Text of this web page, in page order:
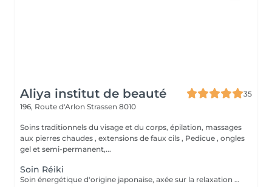
Aliya institut de beauté
35
196, Route d'Arlon Strassen 8010
Soins traditionnels du visage et du corps, épilation, massages
aux pierres chaudes , extensions de faux cils , Pedicue , ongles
gel et semi-permanent,...
Soin Réiki
Soin énergétique d'origine japonaise, axée sur la relaxation et l'harmonisation du corps et de l'esprit. REI: universel KI: énergie vital Le praticien pose doucement les mains sur les différentes zones , il n'y a pas de manipulation ou de pression. Effets: -Réduction du stress et de l'anxiété -Sensation de calme et de lâcher prise -Aide à apaiser le mental -favorise l'endormissement -Aide à relâcher les tensions émotionnelles le réiki est une pratique douce qui vise surtout : -la détente -l'équilibre émotionnel -le bien-être global A faire seul ou en cure de 4 séances